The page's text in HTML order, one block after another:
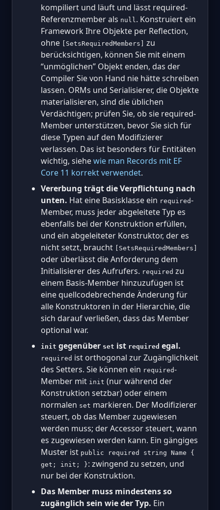
kompiliert und läuft und lässt required-
Referenzmember als null . Konstruiert ein
Framework Ihre Objekte per Reflection,
ohne
[SetsRequiredMembers]
zu
berücksichtigen, können Sie mit einem
“unmöglichen” Objekt enden, das der
Compiler Sie von Hand nie hätte schreiben
lassen. ORMs und Serialisierer, die Objekte
materialisieren, sind die üblichen
Verdächtigen; prüfen Sie, ob sie required-
Member unterstützen, bevor Sie sich für
diese Typen auf den Modifizierer
verlassen. Das ist besonders für Entitäten
wichtig, siehewie man Records mit EF
Core 11 korrekt verwendet.
Vererbung trägt die Verpflichtung nach
unten. Hat eine Basisklasse ein required-
Member, muss jeder abgeleitete Typ es
ebenfalls bei der Konstruktion erfüllen,
und ein abgeleiteter Konstruktor, der es
nicht setzt, braucht
[SetsRequiredMembers]
oder überlässt die Anforderung dem
Initialisierer des Aufrufers. required zu
einem Basis-Member hinzuzufügen ist
eine quellcodebrechende Änderung für
alle Konstruktoren in der Hierarchie, die
sich darauf verließen, dass das Member
optional war.
init gegenüber set ist required egal.
required ist orthogonal zur Zugänglichkeit
des Setters. Sie können ein required-
Member mit init (nur während der
Konstruktion setzbar) oder einem
normalen set markieren. Der Modifizierer
steuert, ob das Member zugewiesen
werden muss; der Accessor steuert, wann
es zugewiesen werden kann. Ein gängiges
Muster ist public required string Name {
get; init; }: zwingend zu setzen, und
nur bei der Konstruktion.
Das Member muss mindestens so
zugänglich sein wie der Typ. Ein